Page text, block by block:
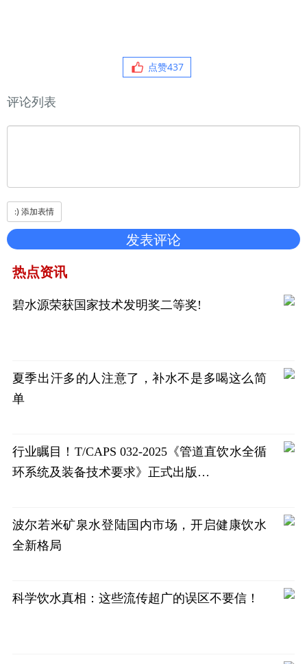
点赞437
评论列表
热点资讯
碧水源荣获国家技术发明奖二等奖!
夏季出汗多的人注意了，补水不是多喝这么简
单
行业瞩目！T/CAPS 032-2025《管道直饮水全循
环系统及装备技术要求》正式出版…
波尔若米矿泉水登陆国内市场，开启健康饮水
全新格局
科学饮水真相：这些流传超广的误区不要信！